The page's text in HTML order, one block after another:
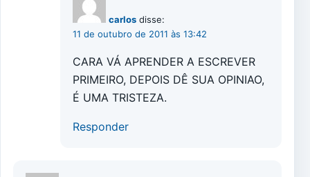
carlos disse:
11 de outubro de 2011 às 13:42
CARA VÁ APRENDER A ESCREVER
PRIMEIRO, DEPOIS DÊ SUA OPINIAO,
É UMA TRISTEZA.
Responder